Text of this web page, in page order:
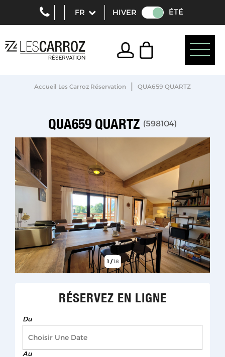
HIVER ÉTÉ
Accueil Les Carroz Réservation | QUA659 QUARTZ
QUA659 QUARTZ (598104)
1/18
RÉSERVEZ EN LIGNE
Du
Au